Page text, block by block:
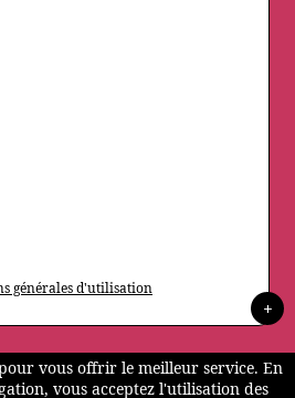
générales d'utilisation
+
vous offrir le meilleur service. En
vous acceptez l'utilisation des